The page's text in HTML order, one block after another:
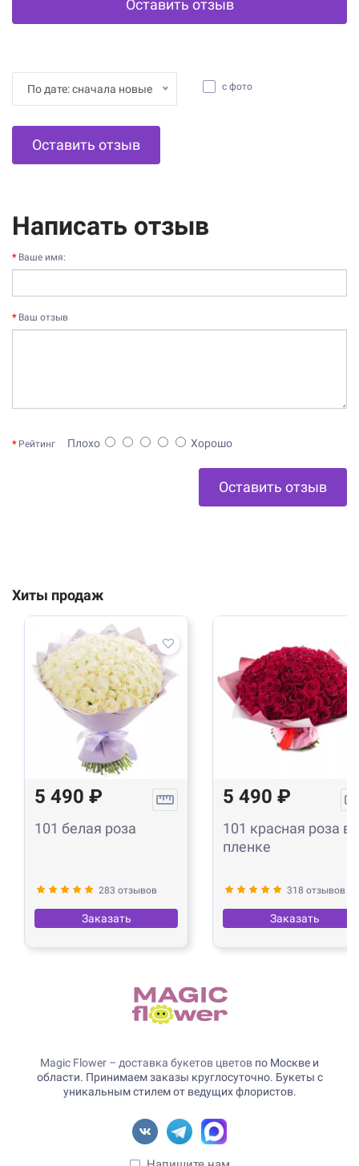
Оставить отзыв
По дате: сначала новые с фото
Оставить отзыв
Написать отзыв
Ваше имя:
Ваш отзыв
Рейтинг Плохо Хорошо
Оставить отзыв
Хиты продаж
5 490 ₽
101 белая роза
283 отзывов
Заказать
5 490 ₽
101 красная роза в
пленке
318 отзывов
Заказать
Magic Flower – доставка букетов цветов по Москве и
области. Принимаем заказы круглосуточно. Букеты с
уникальным стилем от ведущих флористов.